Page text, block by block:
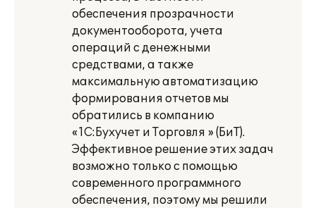
обеспечения прозрачности
документооборота, учета
операций с денежными
средствами, а также
максимальную автоматизацию
формирования отчетов мы
обратились в компанию
«1С:Бухучет и Торговля » (БиТ).
Эффективное решение этих задач
возможно только с помощью
современного программного
обеспечения, поэтому мы решили